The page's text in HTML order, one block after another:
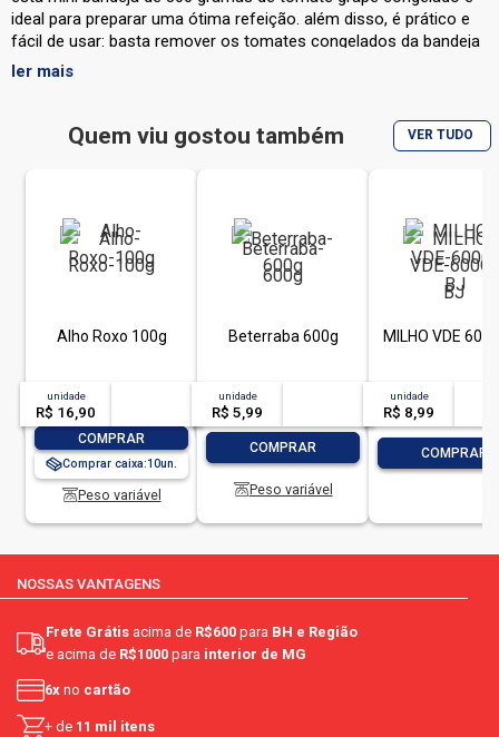
ideal para preparar uma ótima refeição. além disso, é prático e
fácil de usar: basta remover os tomates congelados da bandeja
e desenvolver as receitas que não podem faltar em seu
use o tomate grape como recheio e se quiser dar um sabor
especial aos seus molhos, é só adicionar ao final. o resultado é
saboroso e único!
apoioentrega.com supermercado online
ler mais
Quem viu gostou também VER TUDO
Alho Roxo 100g
unidade
R$ 16,90
COMPRAR
Comprar caixa:10
Peso variável
Beterraba 600g
unidade
R$ 5,99
COMPRAR
Peso variável
MILHO VDE
unidade
R$ 8,99
COMPRAR
NOSSAS VANTAGENS
Frete Grátis acima de R$600 para BH e Região
e acima de R$1000 para interior de MG
6x no cartão
+ de 11 mil itens